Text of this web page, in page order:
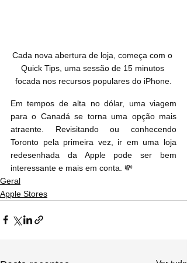
Cada nova abertura de loja, começa com o
Quick Tips, uma sessão de 15 minutos
focada nos recursos populares do iPhone.
Em tempos de alta no dólar, uma viagem
para o Canadá se torna uma opção mais
atraente. Revisitando ou conhecendo
Toronto pela primeira vez, ir em uma loja
redesenhada da Apple pode ser bem
interessante e mais em conta. 💸
Geral
Apple Stores